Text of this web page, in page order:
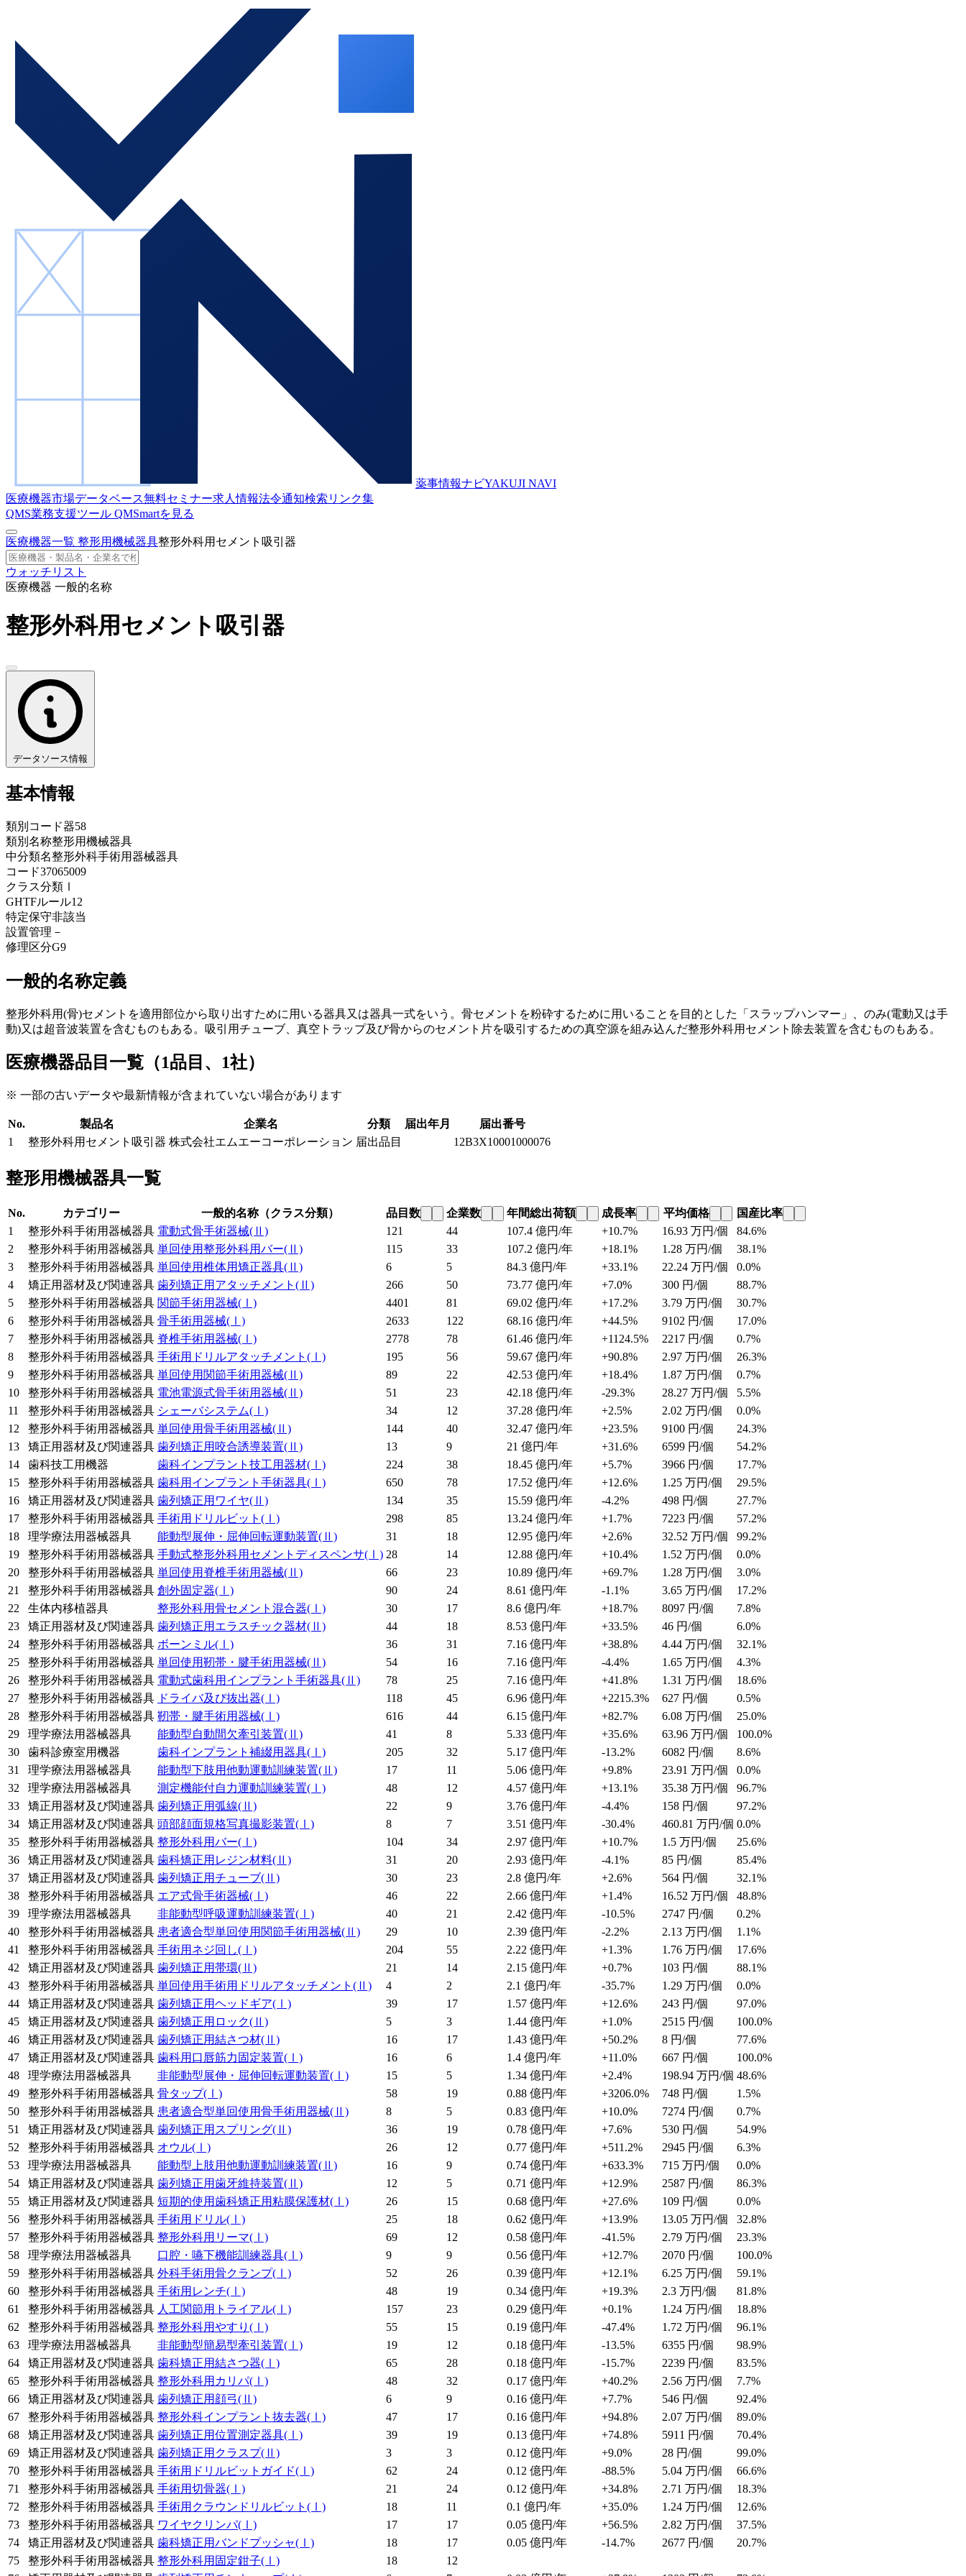
薬事情報ナビYAKUJI NAVI
医療機器市場データベース無料セミナー求人情報法令通知検索 リンク集
QMS業務支援ツール QMSmartを見る
医療機器一覧 整形用機械器具整形外科用セメント吸引器
ウォッチリスト
医療機器 一般的名称
整形外科用セメント吸引器
データソース情報
基本情報
類別コード器58
類別名称整形用機械器具
中分類名整形外科手術用器械器具
コード37065009
クラス分類 Ⅰ
GHTFルール12
特定保守非該当
設置管理 －
修理区分G9
一般的名称定義
整形外科用(骨)セメントを適用部位から取り出すために用いる器具又は器具一式をいう。骨セメントを粉砕するために用いることを目的とした「スラップハンマー」、のみ(電動又は手
動)又は超音波装置を含むものもある。吸引用チューブ、真空トラップ及び骨からのセメント片を吸引するための真空源を組み込んだ整形外科用セメント除去装置を含むものもある。
医療機器品目一覧（1品目、1社）
※ 一部の古いデータや最新情報が含まれていない場合があります
No. 製品名 企業名 分類 届出年月
届出番号
1
整形外科用セメント吸引器 株式会社エムエーコーポレーション 届出品目 12B3X10001000076
整形用機械器具一覧
No. カテゴリー 一般的名称（クラス分類） 品目数 企業数 年間総出荷額 成長率 平均価格
国産比率
1
整形外科手術用器械器具 電動式骨手術器械(Ⅱ) 121 44 107.4 億円/年 +10.7% 16.93 万円/個
84.6%
2
整形外科手術用器械器具 単回使用整形外科用バー(Ⅱ) 115 33 107.2 億円/年 +18.1% 1.28 万円/個
38.1%
3
整形外科手術用器械器具 単回使用椎体用矯正器具(Ⅱ) 6 5 84.3 億円/年 +33.1% 22.24 万円/個
0.0%
4
矯正用器材及び関連器具 歯列矯正用アタッチメント (Ⅱ) 266 50 73.77 億円/年 +7.0% 300 円/個
88.7%
5
整形外科手術用器械器具 関節手術用器械(Ⅰ) 4401 81 69.02 億円/年 +17.2% 3.79 万円/個
30.7%
6
整形外科手術用器械器具 骨手術用器械(Ⅰ) 2633 122 68.16 億円/年 +44.5% 9102 円/個
17.0%
7
整形外科手術用器械器具 脊椎手術用器械(Ⅰ) 2778 78 61.46 億円/年 +1124.5% 2217 円/個
0.7%
8
整形外科手術用器械器具 手術用ドリルアタッチメント (Ⅰ) 195 56 59.67 億円/年 +90.8% 2.97 万円/個
26.3%
9
整形外科手術用器械器具 単回使用関節手術用器械(Ⅱ) 89 22 42.53 億円/年 +18.4% 1.87 万円/個
0.7%
10
整形外科手術用器械器具 電池電源式骨手術用器械(Ⅱ) 51 23 42.18 億円/年 -29.3% 28.27 万円/個
5.5%
11
整形外科手術用器械器具 シェーバシステム(Ⅰ) 34 12 37.28 億円/年 +2.5% 2.02 万円/個
0.0%
12
整形外科手術用器械器具 単回使用骨手術用器械(Ⅱ) 144 40 32.47 億円/年 +23.5% 9100 円/個
24.3%
13
矯正用器材及び関連器具 歯列矯正用咬合誘導装置(Ⅱ) 13 9 21 億円/年 +31.6% 6599 円/個
54.2%
14
歯科技工用機器 歯科インプラント技工用器材(Ⅰ) 224 38 18.45 億円/年 +5.7% 3966 円/個
17.7%
15
整形外科手術用器械器具 歯科用インプラント手術器具(Ⅰ) 650 78 17.52 億円/年 +12.6% 1.25 万円/個
29.5%
16
矯正用器材及び関連器具 歯列矯正用ワイヤ(Ⅱ) 134 35 15.59 億円/年 -4.2% 498 円/個
27.7%
17
整形外科手術用器械器具 手術用ドリルビット (Ⅰ) 298 85 13.24 億円/年 +1.7% 7223 円/個
57.2%
18
理学療法用器械器具 能動型展伸・屈伸回転運動装置(Ⅱ) 31 18 12.95 億円/年 +2.6% 32.52 万円/個
99.2%
19
整形外科手術用器械器具 手動式整形外科用セメントディスペンサ(Ⅰ) 28 14 12.88 億円/年 +10.4% 1.52 万円/個
0.0%
20
整形外科手術用器械器具 単回使用脊椎手術用器械(Ⅱ) 66 23 10.89 億円/年 +69.7% 1.28 万円/個
3.0%
21
整形外科手術用器械器具 創外固定器(Ⅰ) 90 24 8.61 億円/年 -1.1% 3.65 万円/個
17.2%
22
生体内移植器具 整形外科用骨セメント混合器(Ⅰ) 30 17 8.6 億円/年 +18.7% 8097 円/個
7.8%
23
矯正用器材及び関連器具 歯列矯正用エラスチック器材(Ⅱ) 44 18 8.53 億円/年 +33.5% 46 円/個
6.0%
24
整形外科手術用器械器具 ボーンミル(Ⅰ) 36 31 7.16 億円/年 +38.8% 4.44 万円/個
32.1%
25
整形外科手術用器械器具 単回使用靭帯・腱手術用器械(Ⅱ) 54 16 7.16 億円/年 -4.4% 1.65 万円/個
4.3%
26
整形外科手術用器械器具 電動式歯科用インプラント手術器具(Ⅱ) 78 25 7.16 億円/年 +41.8% 1.31 万円/個
18.6%
27
整形外科手術用器械器具 ドライバ及び抜出器(Ⅰ) 118 45 6.96 億円/年 +2215.3% 627 円/個
0.5%
28
整形外科手術用器械器具 靭帯・腱手術用器械(Ⅰ) 616 44 6.15 億円/年 +82.7% 6.08 万円/個
25.0%
29
理学療法用器械器具 能動型自動間欠牽引装置(Ⅱ) 41 8 5.33 億円/年 +35.6% 63.96 万円/個
100.0%
30
歯科診療室用機器 歯科インプラント補綴用器具(Ⅰ) 205 32 5.17 億円/年 -13.2% 6082 円/個
8.6%
31
理学療法用器械器具 能動型下肢用他動運動訓練装置(Ⅱ) 17 11 5.06 億円/年 +9.8% 23.91 万円/個
0.0%
32
理学療法用器械器具 測定機能付自力運動訓練装置(Ⅰ) 48 12 4.57 億円/年 +13.1% 35.38 万円/個
96.7%
33
矯正用器材及び関連器具 歯列矯正用弧線(Ⅱ) 22 9 3.76 億円/年 -4.4% 158 円/個
97.2%
34
矯正用器材及び関連器具 頭部顔面規格写真撮影装置(Ⅰ) 8 7 3.51 億円/年 -30.4% 460.81 万円/個 0.0%
35
整形外科手術用器械器具 整形外科用バー(Ⅰ) 104 34 2.97 億円/年 +10.7% 1.5 万円/個
25.6%
36
矯正用器材及び関連器具 歯科矯正用レジン材料(Ⅱ) 31 20 2.93 億円/年 -4.1% 85 円/個
85.4%
37
矯正用器材及び関連器具 歯列矯正用チューブ(Ⅱ) 30 23 2.8 億円/年 +2.6% 564 円/個
32.1%
38
整形外科手術用器械器具 エア式骨手術器械(Ⅰ) 46 22 2.66 億円/年 +1.4% 16.52 万円/個
48.8%
39
理学療法用器械器具 非能動型呼吸運動訓練装置(Ⅰ) 40 21 2.42 億円/年 -10.5% 2747 円/個
0.2%
40
整形外科手術用器械器具 患者適合型単回使用関節手術用器械(Ⅱ) 29 10 2.39 億円/年 -2.2% 2.13 万円/個
1.1%
41
整形外科手術用器械器具 手術用ネジ回し(Ⅰ) 204 55 2.22 億円/年 +1.3% 1.76 万円/個
17.6%
42
矯正用器材及び関連器具 歯列矯正用帯環(Ⅱ) 21 14 2.15 億円/年 +0.7% 103 円/個
88.1%
43
整形外科手術用器械器具 単回使用手術用ドリルアタッチメント (Ⅱ) 4 2 2.1 億円/年 -35.7% 1.29 万円/個
0.0%
44
矯正用器材及び関連器具 歯列矯正用ヘッドギア(Ⅰ) 39 17 1.57 億円/年 +12.6% 243 円/個
97.0%
45
矯正用器材及び関連器具 歯列矯正用ロック(Ⅱ) 5 3 1.44 億円/年 +1.0% 2515 円/個
100.0%
46
矯正用器材及び関連器具 歯列矯正用結さつ材(Ⅱ) 16 17 1.43 億円/年 +50.2% 8 円/個
77.6%
47
矯正用器材及び関連器具 歯科用口唇筋力固定装置(Ⅰ) 16 6 1.4 億円/年 +11.0% 667 円/個
100.0%
48
理学療法用器械器具 非能動型展伸・屈伸回転運動装置(Ⅰ) 15 5 1.34 億円/年 +2.4% 198.94 万円/個 48.6%
49
整形外科手術用器械器具 骨タップ(Ⅰ) 58 19 0.88 億円/年 +3206.0% 748 円/個
1.5%
50
整形外科手術用器械器具 患者適合型単回使用骨手術用器械(Ⅱ) 8 5 0.83 億円/年 +10.0% 7274 円/個
0.7%
51
矯正用器材及び関連器具 歯列矯正用スプリング(Ⅱ) 36 19 0.78 億円/年 +7.6% 530 円/個
54.9%
52
整形外科手術用器械器具 オウル(Ⅰ) 26 12 0.77 億円/年 +511.2% 2945 円/個
6.3%
53
理学療法用器械器具 能動型上肢用他動運動訓練装置(Ⅱ) 16 9 0.74 億円/年 +633.3% 715 万円/個
0.0%
54
矯正用器材及び関連器具 歯列矯正用歯牙維持装置(Ⅱ) 12 5 0.71 億円/年 +12.9% 2587 円/個
86.3%
55
矯正用器材及び関連器具 短期的使用歯科矯正用粘膜保護材(Ⅰ) 26 15 0.68 億円/年 +27.6% 109 円/個
0.0%
56
整形外科手術用器械器具 手術用ドリル(Ⅰ) 25 18 0.62 億円/年 +13.9% 13.05 万円/個
32.8%
57
整形外科手術用器械器具 整形外科用リーマ(Ⅰ) 69 12 0.58 億円/年 -41.5% 2.79 万円/個
23.3%
58
理学療法用器械器具 口腔・嚥下機能訓練器具(Ⅰ) 9 9 0.56 億円/年 +12.7% 2070 円/個
100.0%
59
整形外科手術用器械器具 外科手術用骨クランプ(Ⅰ) 52 26 0.39 億円/年 +12.1% 6.25 万円/個
59.1%
60
整形外科手術用器械器具 手術用レンチ(Ⅰ) 48 19 0.34 億円/年 +19.3% 2.3 万円/個
81.8%
61
整形外科手術用器械器具 人工関節用トライアル(Ⅰ) 157 23 0.29 億円/年 +0.1% 1.24 万円/個
18.8%
62
整形外科手術用器械器具 整形外科用やすり (Ⅰ) 55 15 0.19 億円/年 -47.4% 1.72 万円/個
96.1%
63
理学療法用器械器具 非能動型簡易型牽引装置(Ⅰ) 19 12 0.18 億円/年 -13.5% 6355 円/個
98.9%
64
矯正用器材及び関連器具 歯科矯正用結さつ器(Ⅰ) 65 28 0.18 億円/年 -15.7% 2239 円/個
83.5%
65
整形外科手術用器械器具 整形外科用カリパ(Ⅰ) 48 32 0.17 億円/年 +40.2% 2.56 万円/個
7.7%
66
矯正用器材及び関連器具 歯列矯正用顔弓(Ⅱ) 6 9 0.16 億円/年 +7.7% 546 円/個
92.4%
67
整形外科手術用器械器具 整形外科インプラント抜去器(Ⅰ) 47 17 0.16 億円/年 +94.8% 2.07 万円/個
89.0%
68
矯正用器材及び関連器具 歯列矯正用位置測定器具(Ⅰ) 39 19 0.13 億円/年 +74.8% 5911 円/個
70.4%
69
矯正用器材及び関連器具 歯列矯正用クラスプ(Ⅱ) 3 3 0.12 億円/年 +9.0% 28 円/個
99.0%
70
整形外科手術用器械器具 手術用ドリルビットガイド(Ⅰ) 62 24 0.12 億円/年 -88.5% 5.04 万円/個
66.6%
71
整形外科手術用器械器具 手術用切骨器(Ⅰ) 21 24 0.12 億円/年 +34.8% 2.71 万円/個
18.3%
72
整形外科手術用器械器具 手術用クラウンドリルビット (Ⅰ) 18 11 0.1 億円/年 +35.0% 1.24 万円/個
12.6%
73
整形外科手術用器械器具 ワイヤクリンパ(Ⅰ) 17 17 0.05 億円/年 +56.5% 2.82 万円/個
37.5%
74
矯正用器材及び関連器具 歯科矯正用バンドプッシャ(Ⅰ) 18 17 0.05 億円/年 -14.7% 2677 円/個
20.7%
75
整形外科手術用器械器具 整形外科用固定鉗子(Ⅰ) 18
12